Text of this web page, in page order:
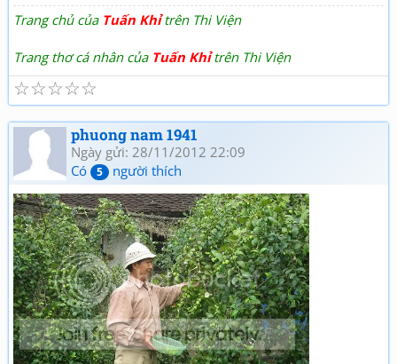
Trang chủ của Tuấn Khỉtrên Thi Viện
Trang thơ cá nhân của Tuấn Khỉtrên Thi Viện
☆
☆
☆
☆
☆
phuong nam 1941
Ngày gửi: 28/11/2012 22:09
Có
5 người thích